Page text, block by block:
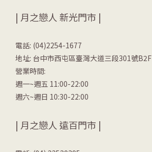
| 月之戀人 新光門市 |
電話: (04)2254-1677
地址: 台中市西屯區臺灣大道三段301號B2F
營業時間:
週一~週五 11:00-22:00
週六~週日 10:30-22:00
| 月之戀人 遠百門市 |